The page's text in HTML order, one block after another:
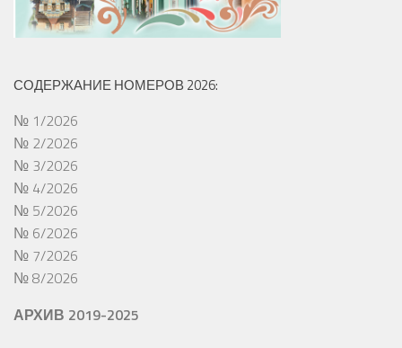
СОДЕРЖАНИЕ НОМЕРОВ 2026:
№ 1/2026
№ 2/2026
№ 3/2026
№ 4/2026
№ 5/2026
№ 6/2026
№ 7/2026
№ 8/2026
АРХИВ 2019-2025